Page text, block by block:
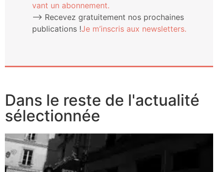
vant un abonnement.
⟶ Rece­vez gra­tui­te­ment nos pro­chaines
publi­ca­tions !Je m’ins­cris aux newsletters.
Dans le reste de l'actualité
sélectionnée